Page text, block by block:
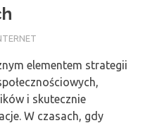
elementem strategii
i skutecznie
W czasach, gdy